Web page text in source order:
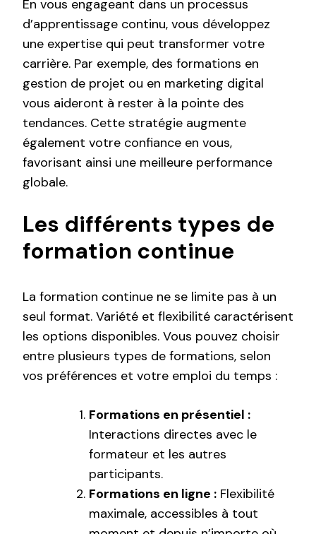
En vous engageant dans un processus
d’apprentissage continu, vous développez
une expertise qui peut transformer votre
carrière. Par exemple, des formations en
gestion de projet ou en marketing digital
vous aideront à rester à la pointe des
tendances. Cette stratégie augmente
également votre confiance en vous,
favorisant ainsi une meilleure performance
globale.
Les différents types de
formation continue
La formation continue ne se limite pas à un
seul format. Variété et flexibilité caractérisent
les options disponibles. Vous pouvez choisir
entre plusieurs types de formations, selon
vos préférences et votre emploi du temps :
Formations en présentiel :
Interactions directes avec le
formateur et les autres
participants.
Formations en ligne : Flexibilité
maximale, accessibles à tout